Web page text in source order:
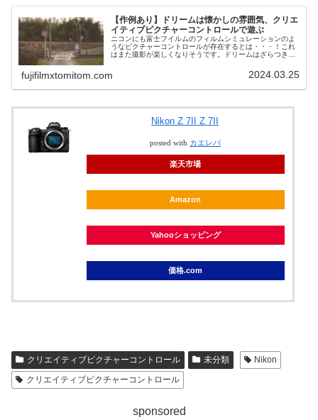
【作例あり】ドリームは懐かしの雰囲気、クリエ
イティブピクチャーコントロールで遊ぶ
ニコンにも富士フイルムのフィルムシミュレーションのよ
うなピクチャーコントロールが存在するとは・・・！これ
はまた撮影が楽しくなりそうです。ドリームはざらつきの
fujifilmxtomitom.com 2024.03.25
Nikon Z 7II Z 7II
posted with カエレバ
楽天市場
Amazon
Yahooショッピング
価格.com
クリエイティブピクチャーコントロール 未分類
Nikon
クリエイティブピクチャーコントロール
sponsored